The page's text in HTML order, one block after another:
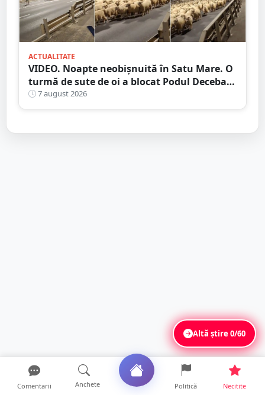
ACTUALITATE
VIDEO. Noapte neobișnuită în Satu Mare. O
turmă de sute de oi a blocat Podul Decebal.
Gest de apreciat al ciobanului
7 august 2026
Altă știre0/60
Comentarii Anchete Politică Necitite